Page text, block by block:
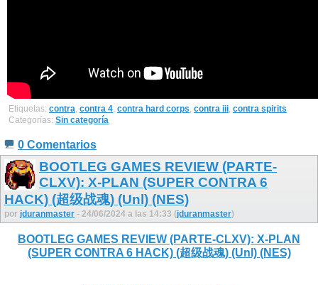
Etiquetas: contra, contra 4, contra hard corps, contra iii, contra spirits
Categorías: Sin categoría
0 Comentarios
BOOTLEG GAMES REVIEW (PARTE-
CLXV): X-PLAN (SUPER CONTRA 6
HACK) (超级战魂) (Unl) (NES)
por jduranmaster - 24/06/2024 a las 14:33 (jduranmaster)
BOOTLEG GAMES REVIEW (PARTE-CLXV): X-PLAN
(SUPER CONTRA 6 HACK) (超级战魂) (Unl) (NES)